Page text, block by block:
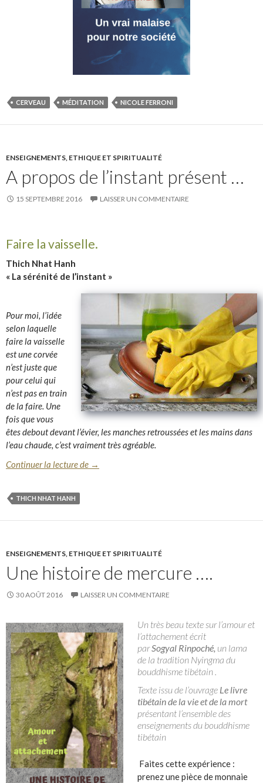
CERVEAU MÉDITATION NICOLE FERRONI
ENSEIGNEMENTS, ETHIQUE ET SPIRITUALITÉ
A propos de l’instant présent …
15 SEPTEMBRE 2016 LAISSER UN COMMENTAIRE
Faire la vaisselle.
Thich Nhat Hanh
« La sérénité de l’instant »
Pour moi, l’idée
selon laquelle
faire la vaisselle
est une corvée
n’est juste que
pour celui qui
n’est pas en train
de la faire. Une
fois que vous
êtes debout devant l’évier, les manches retroussées et les mains dans
l’eau chaude, c’est vraiment très agréable.
Continuer la lecture de A propos de l’instant présent …
→
THICH NHAT HANH
ENSEIGNEMENTS, ETHIQUE ET SPIRITUALITÉ
Une histoire de mercure ….
30 AOÛT 2016 LAISSER UN COMMENTAIRE
Un très beau texte sur l’amour et
l’attachement écrit
parSogyal Rinpoché, un lama
de la tradition Nyingma du
bouddhisme tibétain .
Texte issu de l’ouvrage Le livre
tibétain de la vie et de la mort
présentant l’ensemble des
enseignements du bouddhisme
tibétain
Faites cette expérience :
prenez une pièce de monnaie